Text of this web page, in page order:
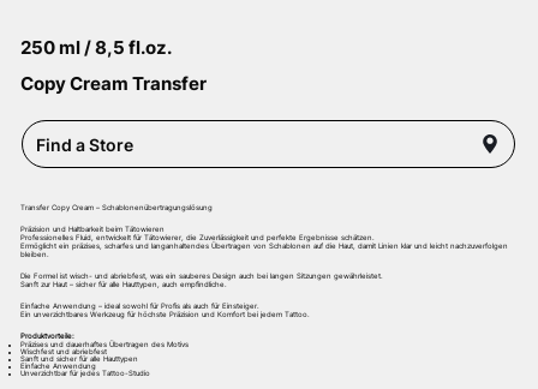
250 ml / 8,5 fl.oz.
Copy Cream Transfer
Find a Store
Transfer Copy Cream – Schablonenübertragungslösung
Präzision und Haltbarkeit beim Tätowieren
Professionelles Fluid, entwickelt für Tätowierer, die Zuverlässigkeit und perfekte Ergebnisse schätzen.
Ermöglicht ein präzises, scharfes und langanhaltendes Übertragen von Schablonen auf die Haut, damit Linien klar und leicht nachzuverfolgen
bleiben.
Die Formel ist wisch- und abriebfest, was ein sauberes Design auch bei langen Sitzungen gewährleistet.
Sanft zur Haut – sicher für alle Hauttypen, auch empfindliche.
Einfache Anwendung – ideal sowohl für Profis als auch für Einsteiger.
Ein unverzichtbares Werkzeug für höchste Präzision und Komfort bei jedem Tattoo.
Produktvorteile:
Präzises und dauerhaftes Übertragen des Motivs
Wischfest und abriebfest
Sanft und sicher für alle Hauttypen
Einfache Anwendung
Unverzichtbar für jedes Tattoo-Studio